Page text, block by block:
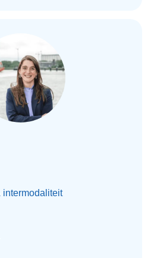
intermodaliteit